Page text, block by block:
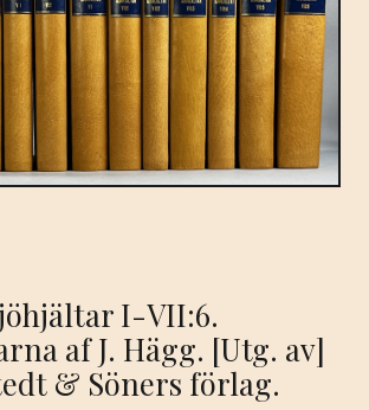
I-VII:6.
af J. Hägg. [Utg. av]
& Söners förlag.